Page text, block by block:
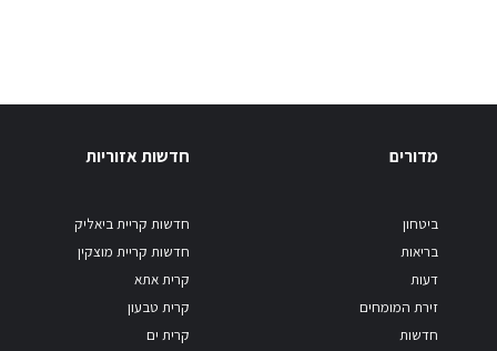
מדורים
ביטחון
בריאות
דעות
זירת המומחים
חדשות
חדשות אזוריות
חדשות קריית ביאליק
חדשות קריית מוצקין
קרית אתא
קרית טבעון
קרית ים